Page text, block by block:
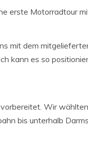
erste Motorradtour
mit dem
kann es so
Wir
bis unterhalb